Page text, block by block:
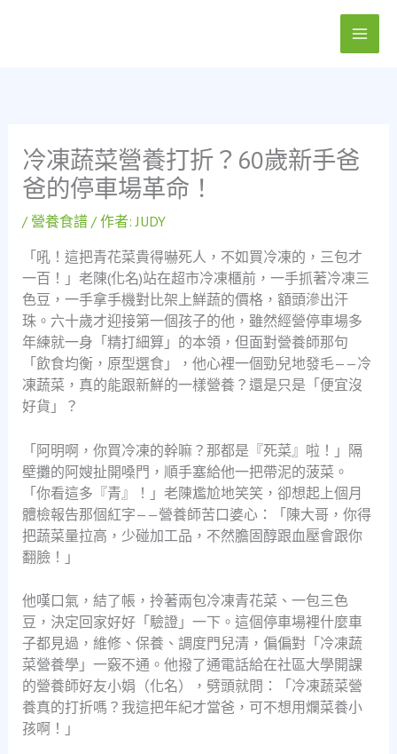
冷凍蔬菜營養打折？60歲新手爸
爸的停車場革命！
/ 營養食譜/ 作者:JUDY
「吼！這把青花菜貴得嚇死人，不如買冷凍的，三包才
一百！」老陳(化名)站在超市冷凍櫃前，一手抓著冷凍三
色豆，一手拿手機對比架上鮮蔬的價格，額頭滲出汗
珠。六十歲才迎接第一個孩子的他，雖然經營停車場多
年練就一身「精打細算」的本領，但面對營養師那句
「飲食均衡，原型選食」，他心裡一個勁兒地發毛——冷
凍蔬菜，真的能跟新鮮的一樣營養？還是只是「便宜沒
好貨」？
「阿明啊，你買冷凍的幹嘛？那都是『死菜』啦！」隔
壁攤的阿嫂扯開嗓門，順手塞給他一把帶泥的菠菜。
「你看這多『青』！」老陳尷尬地笑笑，卻想起上個月
體檢報告那個紅字——營養師苦口婆心：「陳大哥，你得
把蔬菜量拉高，少碰加工品，不然膽固醇跟血壓會跟你
翻臉！」
他嘆口氣，結了帳，拎著兩包冷凍青花菜、一包三色
豆，決定回家好好「驗證」一下。這個停車場裡什麼車
子都見過，維修、保養、調度門兒清，偏偏對「冷凍蔬
菜營養學」一竅不通。他撥了通電話給在社區大學開課
的營養師好友小娟（化名），劈頭就問：「冷凍蔬菜營
養真的打折嗎？我這把年紀才當爸，可不想用爛菜養小
孩啊！」